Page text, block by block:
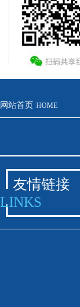
网站首页 HOME
友情链接
LINKS